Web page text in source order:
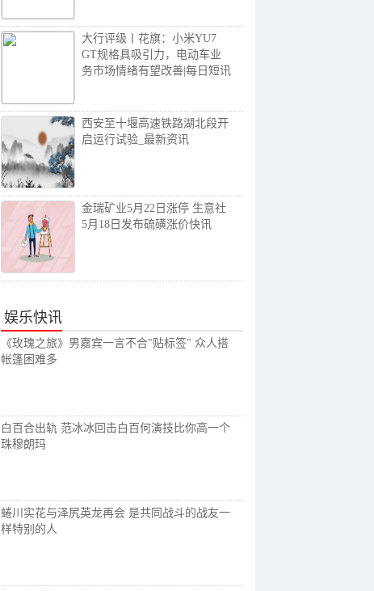
大行评级丨花旗：小米YU7
GT规格具吸引力，电动车业
务市场情绪有望改善|每日短讯
西安至十堰高速铁路湖北段开
启运行试验_最新资讯
金瑞矿业5月22日涨停 生意社
5月18日发布硫磺涨价快讯
娱乐快讯
《玫瑰之旅》男嘉宾一言不合"贴标签" 众人搭
帐篷困难多
白百合出轨 范冰冰回击白百何演技比你高一个
珠穆朗玛
蜷川实花与泽尻英龙再会 是共同战斗的战友一
样特别的人